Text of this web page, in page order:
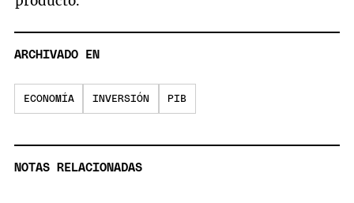
ARCHIVADO EN
ECONOMÍA INVERSIÓN PIB
NOTAS RELACIONADAS